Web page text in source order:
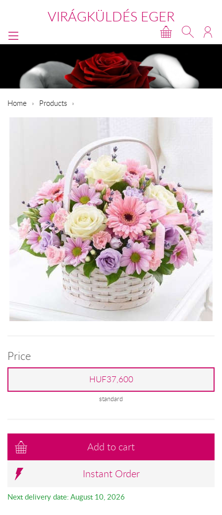
VIRÁGKÜLDÉS EGER
Home Products
Price
HUF37,600
standard
Add to cart
Instant Order
Next delivery date: August 10, 2026